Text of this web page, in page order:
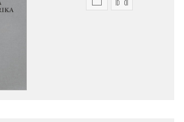
NthowaNthowa